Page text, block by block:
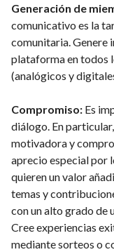
Generación de
comunicativo es la
comunitaria. Genere
plataforma en todos
(analógicos y
Compromiso: Es
diálogo. En
motivadora y
aprecio especial por
quieren un valor
temas y
con un alto grado de
Cree experiencias
mediante sorteos o